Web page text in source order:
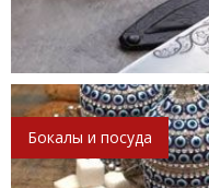
Бокалы и посуда